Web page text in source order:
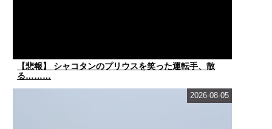
【悲報】 シャコタンのプリウスを笑った運転手、散
る………
2026-08-05